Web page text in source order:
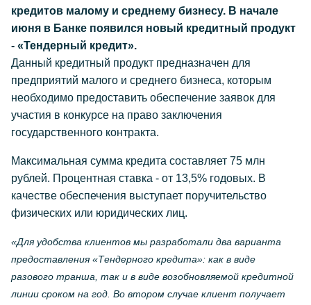
кредитов малому и среднему бизнесу. В начале
июня в Банке появился новый кредитный продукт
- «Тендерный кредит».
Данный кредитный продукт предназначен для
предприятий малого и среднего бизнеса, которым
необходимо предоставить обеспечение заявок для
участия в конкурсе на право заключения
государственного контракта.
Максимальная сумма кредита составляет 75 млн
рублей. Процентная ставка - от 13,5% годовых. В
качестве обеспечения выступает поручительство
физических или юридических лиц.
«Для удобства клиентов мы разработали два варианта
предоставления «Тендерного кредита»: как в виде
разового транша, так и в виде возобновляемой кредитной
линии сроком на год. Во втором случае клиент получает